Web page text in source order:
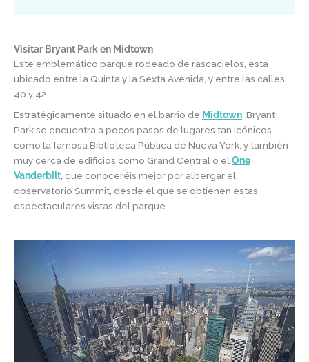
Visitar Bryant Park en Midtown
Este emblemático parque rodeado de rascacielos, está
ubicado entre la Quinta y la Sexta Avenida, y entre las calles
40 y 42.
Estratégicamente situado en el barrio de Midtown, Bryant
Park se encuentra a pocos pasos de lugares tan icónicos
como la famosa Biblioteca Pública de Nueva York, y también
muy cerca de edificios como Grand Central o elOne
Vanderbilt, que conoceréis mejor por albergar el
observatorio Summit, desde el que se obtienen estas
espectaculares vistas del parque.